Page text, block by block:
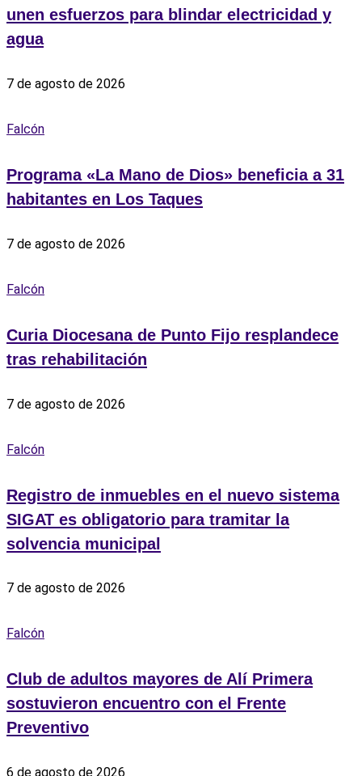
unen esfuerzos para blindar electricidad y
agua
7 de agosto de 2026
Falcón
Programa «La Mano de Dios» beneficia a 31
habitantes en Los Taques
7 de agosto de 2026
Falcón
Curia Diocesana de Punto Fijo resplandece
tras rehabilitación
7 de agosto de 2026
Falcón
Registro de inmuebles en el nuevo sistema
SIGAT es obligatorio para tramitar la
solvencia municipal
7 de agosto de 2026
Falcón
Club de adultos mayores de Alí Primera
sostuvieron encuentro con el Frente
Preventivo
6 de agosto de 2026